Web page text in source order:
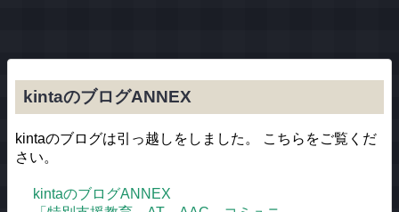
kintaのブログANNEX
kintaのブログは引っ越しをしました。 こちらをご覧くだ
さい。
kintaのブログANNEX